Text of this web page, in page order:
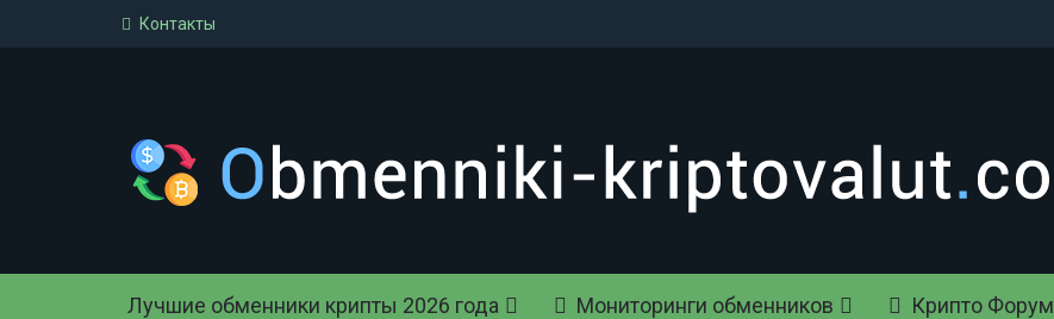
Контакты
Лучшие обменники крипты 2026 года Мониторинги обменников Крипто Форум